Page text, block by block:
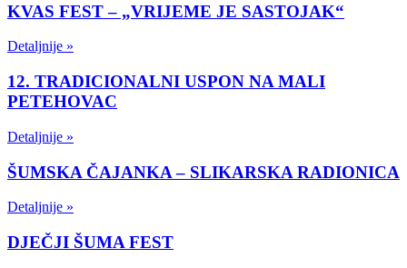
KVAS FEST – „VRIJEME JE SASTOJAK“
Detaljnije »
12. TRADICIONALNI USPON NA MALI
PETEHOVAC
Detaljnije »
ŠUMSKA ČAJANKA – SLIKARSKA RADIONICA
Detaljnije »
DJEČJI ŠUMA FEST